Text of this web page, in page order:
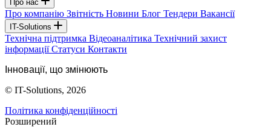
Про нас
Про компанію Звітність Новини Блог Тендери Вакансії
IT-Solutions
Технічна підтримка Відеоаналітика Технічний захист
інформаціїСтатуси Контакти
Інновації, що змінюють
© IT-Solutions, 2026
Політика конфіденційності
Розширений